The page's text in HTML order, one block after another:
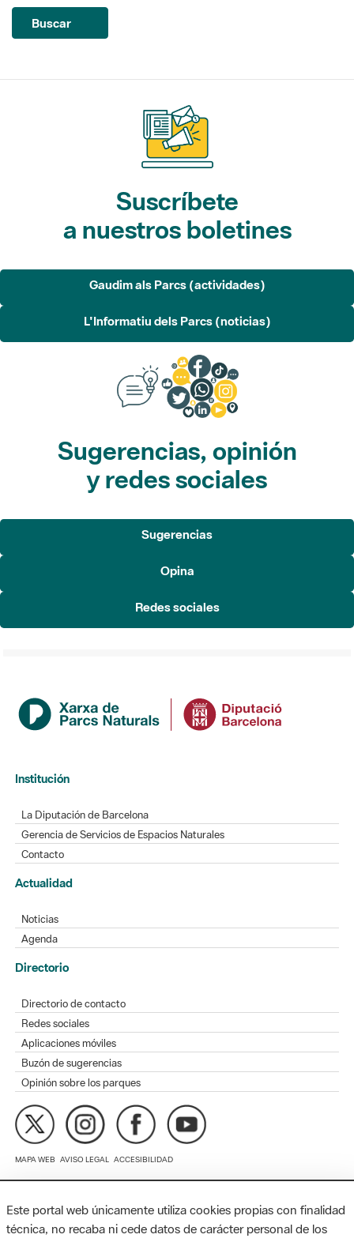
Suscríbete
a nuestros boletines
Gaudim als Parcs (actividades)
Sugerencias, opinión
y redes sociales
Sugerencias
Institución
Gerencia de Servicios de Espacios Naturales
Actualidad
Noticias
Agenda
Directorio de contacto
Redes sociales
Buzón de sugerencias
Opinión sobre los parques
Diputación de Barcelona. Edifici Llacuna, 1a planta. Badajoz, 49.
08005 Barcelona. Tel. 934 022 428 / xarxaparcs@diba.cat
Este portal web únicamente utiliza cookies propias con finalidad
técnica, no recaba ni cede datos de carácter personal de los